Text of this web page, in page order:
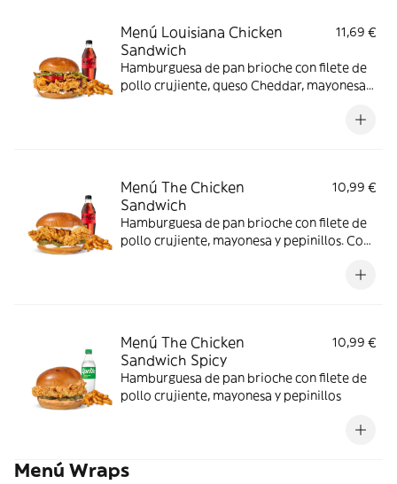
Menú Louisiana Chicken
Sandwich
11,69 €
Hamburguesa de pan brioche con filete de
pollo crujiente, queso Cheddar, mayonesa,
Menú The Chicken
Sandwich
10,99 €
Hamburguesa de pan brioche con filete de
pollo crujiente, mayonesa y pepinillos. Con
Menú The Chicken
Sandwich Spicy
10,99 €
Hamburguesa de pan brioche con filete de
pollo crujiente, mayonesa y pepinillos
Menú Wraps